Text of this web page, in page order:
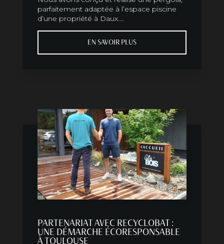
parfaitement adaptée à l’espace piscine
d’une propriété à Daux....
EN SAVOIR PLUS
PARTENARIAT AVEC RECYCLOBAT :
UNE DÉMARCHE ÉCORESPONSABLE
À TOULOUSE